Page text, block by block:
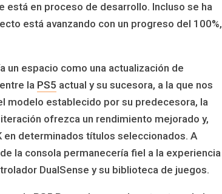
está en proceso de desarrollo. Incluso se ha
está avanzando con un progreso del 100%,
un espacio como una actualización de
la PS5 actual y su sucesora, a la que nos
modelo establecido por su predecesora, la
ofrezca un rendimiento mejorado y,
en determinados títulos seleccionados. A
la consola permanecería fiel a la experiencia
DualSense y su biblioteca de juegos.